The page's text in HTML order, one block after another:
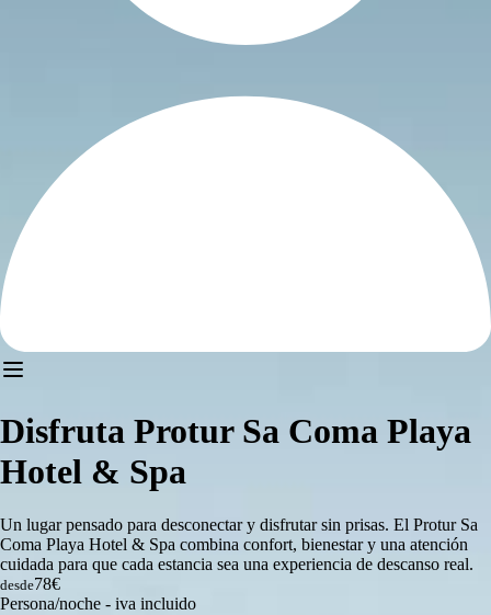
Disfruta Protur Sa Coma Playa
Hotel & Spa
Un lugar pensado para desconectar y disfrutar sin prisas. El Protur Sa
Coma Playa Hotel & Spa combina confort, bienestar y una atención
cuidada para que cada estancia sea una experiencia de descanso real.
desde78€
Persona/noche - iva incluido